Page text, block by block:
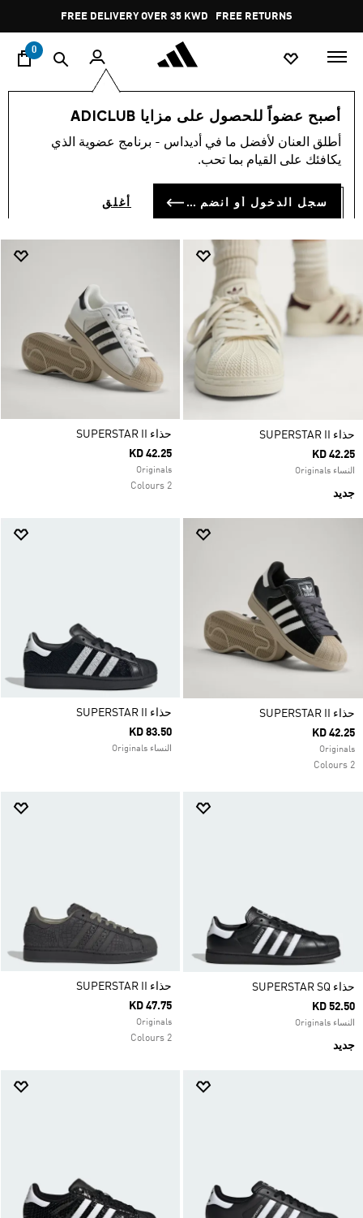
Pause
promotion
rotation
FREE RETURNS
0
أصبح عضواً للحصول على مزايا ADICLUB
أطلق العنان لأفضل ما في أديداس - برنامج عضوية الذي
يكافئك على القيام بما تحب.
سجل الدخول أو انضم الآن أغلق
النساء أحذية أوريجينالز
SUPERSTAR (71)
حذاء SUPERSTAR II
KD 42.25
النساء Originals
جديد
حذاء SUPERSTAR II
KD 42.25
Originals
2 Colours
حذاء SUPERSTAR II
KD 42.25
Originals
2 Colours
حذاء SUPERSTAR II
KD 83.50
النساء Originals
حذاء SUPERSTAR SQ
KD 52.50
النساء Originals
جديد
حذاء SUPERSTAR II
KD 47.75
Originals
2 Colours